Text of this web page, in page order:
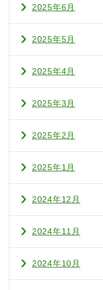
2025年6月
2025年5月
2025年4月
2025年3月
2025年2月
2025年1月
2024年12月
2024年11月
2024年10月